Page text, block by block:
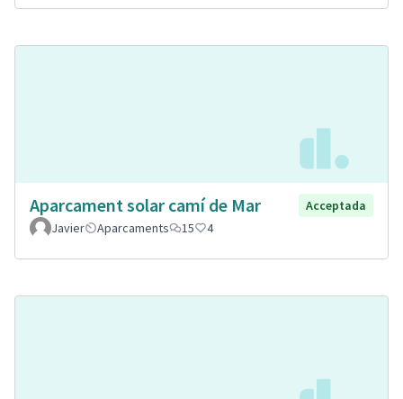
Aparcament solar camí de Mar
Acceptada
Javier
Aparcaments 15 4